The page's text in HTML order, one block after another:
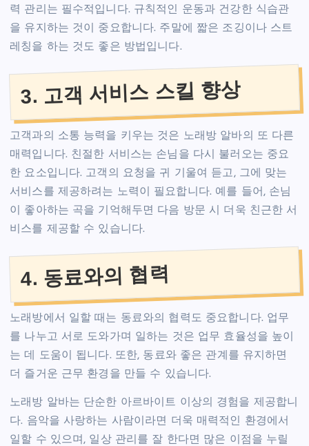
력 관리는 필수적입니다. 규칙적인 운동과 건강한 식습관
을 유지하는 것이 중요합니다. 주말에 짧은 조깅이나 스트
레칭을 하는 것도 좋은 방법입니다.
3. 고객 서비스 스킬 향상
고객과의 소통 능력을 키우는 것은 노래방 알바의 또 다른
매력입니다. 친절한 서비스는 손님을 다시 불러오는 중요
한 요소입니다. 고객의 요청을 귀 기울여 듣고, 그에 맞는
서비스를 제공하려는 노력이 필요합니다. 예를 들어, 손님
이 좋아하는 곡을 기억해두면 다음 방문 시 더욱 친근한 서
비스를 제공할 수 있습니다.
4. 동료와의 협력
노래방에서 일할 때는 동료와의 협력도 중요합니다. 업무
를 나누고 서로 도와가며 일하는 것은 업무 효율성을 높이
는 데 도움이 됩니다. 또한, 동료와 좋은 관계를 유지하면
더 즐거운 근무 환경을 만들 수 있습니다.
노래방 알바는 단순한 아르바이트 이상의 경험을 제공합니
다. 음악을 사랑하는 사람이라면 더욱 매력적인 환경에서
일할 수 있으며, 일상 관리를 잘 한다면 많은 이점을 누릴